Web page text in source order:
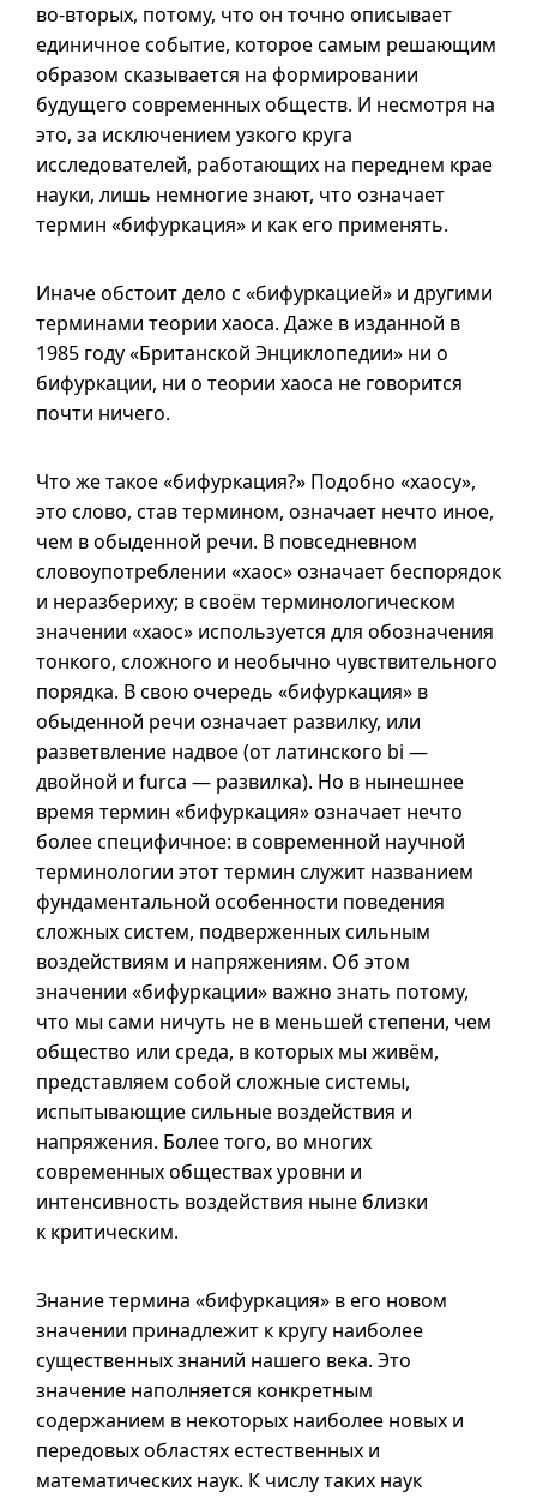
во-вторых, потому, что он точно описывает
единичное событие, которое самым решающим
образом сказывается на формировании
будущего современных обществ. И несмотря на
это, за исключением узкого круга
исследователей, работающих на переднем крае
науки, лишь немногие знают, что означает
термин «бифуркация» и как его применять.
Иначе обстоит дело с «бифуркацией» и другими
терминами теории хаоса. Даже в изданной в
1985 году «Британской Энциклопедии» ни о
бифуркации, ни о теории хаоса не говорится
почти ничего.
Что же такое «бифуркация?» Подобно «хаосу»,
это слово, став термином, означает нечто иное,
чем в обыденной речи. В повседневном
словоупотреблении «хаос» означает беспорядок
и неразбериху; в своём терминологическом
значении «хаос» используется для обозначения
тонкого, сложного и необычно чувствительного
порядка. В свою очередь «бифуркация» в
обыденной речи означает развилку, или
разветвление надвое (от латинского bi —
двойной и furca — развилка). Но в нынешнее
время термин «бифуркация» означает нечто
более специфичное: в современной научной
терминологии этот термин служит названием
фундаментальной особенности поведения
сложных систем, подверженных сильным
воздействиям и напряжениям. Об этом
значении «бифуркации» важно знать потому,
что мы сами ничуть не в меньшей степени, чем
общество или среда, в которых мы живём,
представляем собой сложные системы,
испытывающие сильные воздействия и
напряжения. Более того, во многих
современных обществах уровни и
интенсивность воздействия ныне близки
к критическим.
Знание термина «бифуркация» в его новом
значении принадлежит к кругу наиболее
существенных знаний нашего века. Это
значение наполняется конкретным
содержанием в некоторых наиболее новых и
передовых областях естественных и
математических наук. К числу таких наук